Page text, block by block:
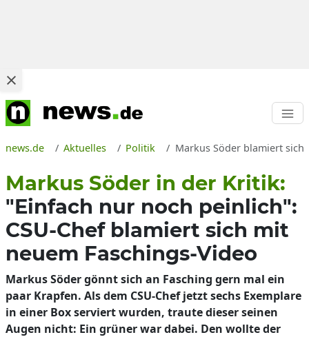
news.de Aktuelles Politik Markus Söder blamiert sich
Markus Söder in der Kritik:
"Einfach nur noch peinlich":
CSU-Chef blamiert sich mit
neuem Faschings-Video
Markus Söder gönnt sich an Fasching gern mal ein
paar Krapfen. Als dem CSU-Chef jetzt sechs Exemplare
in einer Box serviert wurden, traute dieser seinen
Augen nicht: Ein grüner war dabei. Den wollte der